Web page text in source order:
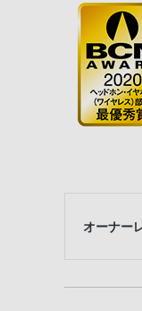
オーナー